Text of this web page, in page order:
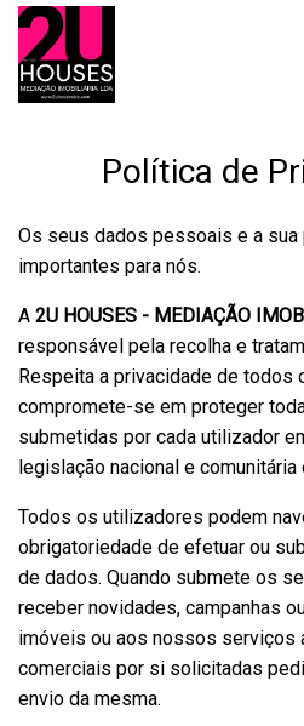
Política de
Os seus dados pessoais e a
importantes para nós.
A 2U HOUSES - MEDIAÇÃO
responsável pela recolha e
Respeita a privacidade de todos
compromete-se em proteger
submetidas por cada utilizador
legislação nacional e comunitária
Todos os utilizadores podem
obrigatoriedade de efetuar ou
de dados. Quando submete os
receber novidades, campanhas
imóveis ou aos nossos serviços
comerciais por si solicitadas
envio da mesma.